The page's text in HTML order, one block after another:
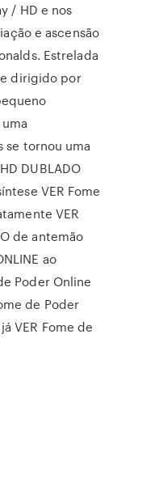
/ HD e nos
e ascensão
Estrelada
e dirigido por
se tornou uma
DUBLADO
VER Fome
VER
de antemão
ao
Poder Online
de Poder
VER Fome de